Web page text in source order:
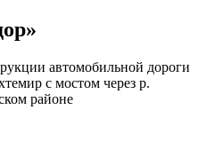
автомобильной дороги
с мостом через р.
районе